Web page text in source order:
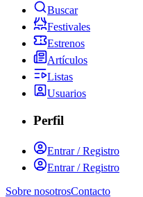
Buscar
Festivales
Estrenos
Artículos
Listas
Usuarios
Perfil
Entrar / Registro
Entrar / Registro
Sobre nosotrosContacto